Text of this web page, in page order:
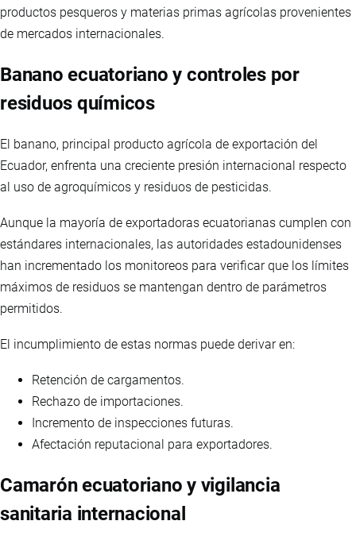
productos pesqueros y materias primas agrícolas provenientes
de mercados internacionales.
Banano ecuatoriano y controles por
residuos químicos
El banano, principal producto agrícola de exportación del
Ecuador, enfrenta una creciente presión internacional respecto
al uso de agroquímicos y residuos de pesticidas.
Aunque la mayoría de exportadoras ecuatorianas cumplen con
estándares internacionales, las autoridades estadounidenses
han incrementado los monitoreos para verificar que los límites
máximos de residuos se mantengan dentro de parámetros
permitidos.
El incumplimiento de estas normas puede derivar en:
Retención de cargamentos.
Rechazo de importaciones.
Incremento de inspecciones futuras.
Afectación reputacional para exportadores.
Camarón ecuatoriano y vigilancia
sanitaria internacional